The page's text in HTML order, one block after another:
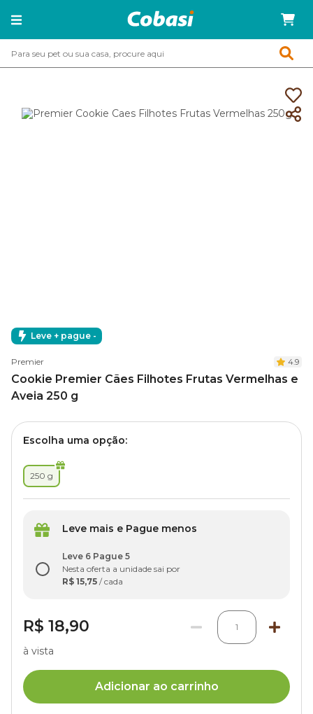
Leve + pague -
Premier 4.9
Cookie Premier Cães Filhotes Frutas Vermelhas e
Aveia 250 g
Escolha uma opção:
250 g
Leve mais e Pague menos
Leve 6 Pague 5
Nesta oferta a unidade sai por
R$ 15,75 / cada
R$ 18,90 1
à vista
Adicionar ao carrinho